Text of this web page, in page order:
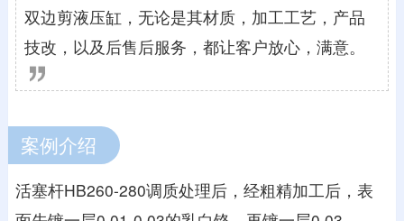
双边剪液压缸，无论是其材质，加工工艺，产品
技改，以及后售后服务，都让客户放心，满意。
案例介绍
活塞杆HB260-280调质处理后，经粗精加工后，表